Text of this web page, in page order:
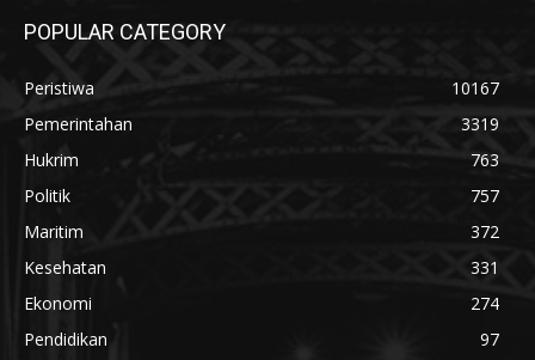
POPULAR CATEGORY
Peristiwa
10167
Pemerintahan
3319
Hukrim
763
Politik
757
Maritim
372
Kesehatan
331
Ekonomi
274
Pendidikan
97